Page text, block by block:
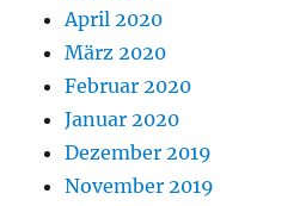
April 2020
März 2020
Februar 2020
Januar 2020
Dezember 2019
November 2019